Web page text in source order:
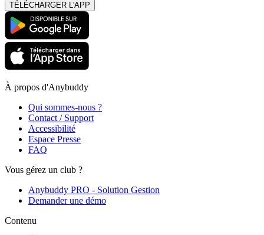
TÉLÉCHARGER L'APP
À propos d'Anybuddy
Qui sommes-nous ?
Contact / Support
Accessibilité
Espace Presse
FAQ
Vous gérez un club ?
Anybuddy PRO - Solution Gestion
Demander une démo
Contenu